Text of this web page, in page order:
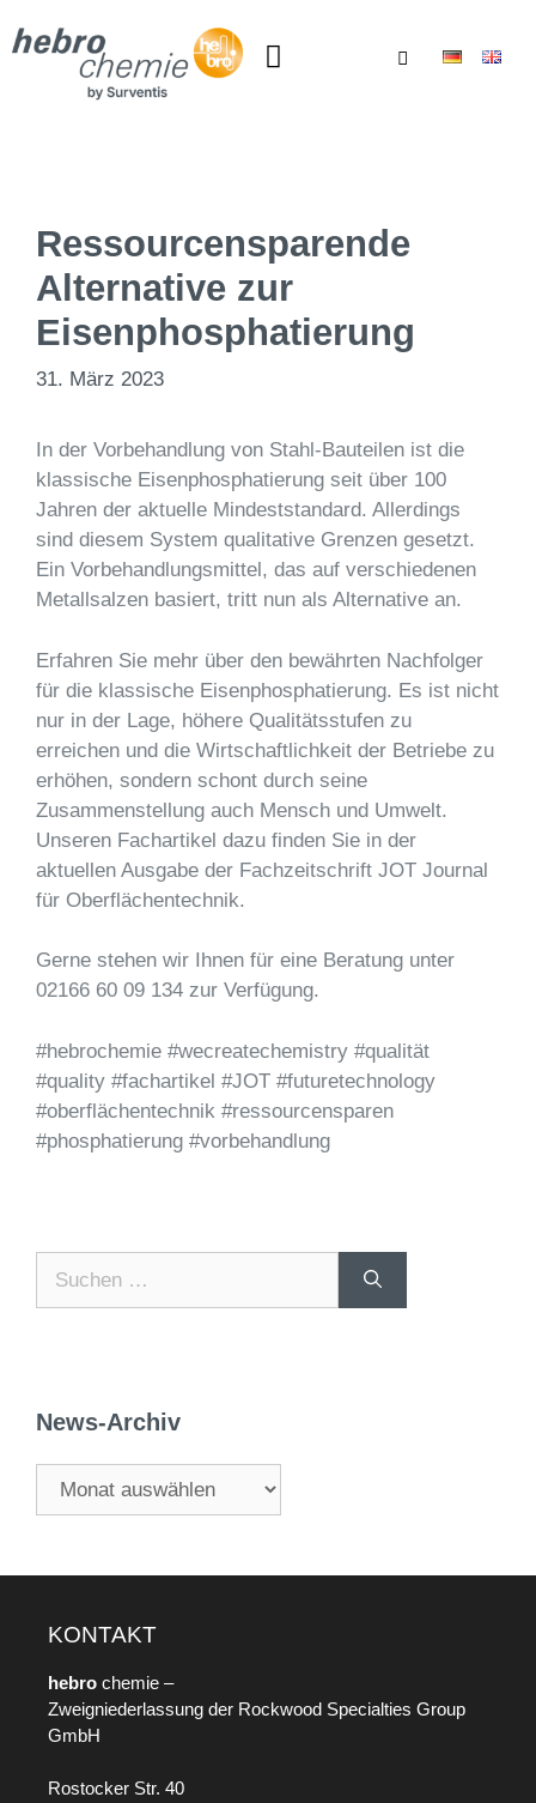
Ressourcensparende
Alternative zur
Eisenphosphatierung
31. März 2023
In der Vorbehandlung von Stahl-Bauteilen ist die
klassische Eisenphosphatierung seit über 100
Jahren der aktuelle Mindeststandard. Allerdings
sind diesem System qualitative Grenzen gesetzt.
Ein Vorbehandlungsmittel, das auf verschiedenen
Metallsalzen basiert, tritt nun als Alternative an.
Erfahren Sie mehr über den bewährten Nachfolger
für die klassische Eisenphosphatierung. Es ist nicht
nur in der Lage, höhere Qualitätsstufen zu
erreichen und die Wirtschaftlichkeit der Betriebe zu
erhöhen, sondern schont durch seine
Zusammenstellung auch Mensch und Umwelt.
Unseren Fachartikel dazu finden Sie in der
aktuellen Ausgabe der Fachzeitschrift JOT Journal
für Oberflächentechnik.
Gerne stehen wir Ihnen für eine Beratung unter
02166 60 09 134 zur Verfügung.
#hebrochemie #wecreatechemistry #qualität
#quality #fachartikel #JOT #futuretechnology
#oberflächentechnik #ressourcensparen
#phosphatierung #vorbehandlung
News-Archiv
KONTAKT
hebro chemie –
Zweigniederlassung der Rockwood Specialties Group
GmbH
Rostocker Str. 40